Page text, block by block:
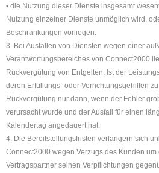
• die Nutzung dieser Dienste insgesamt
Nutzung einzelner Dienste unmöglich wird,
Beschränkungen vorliegen.
3. Bei Ausfällen von Diensten wegen einer
Verantwortungsbereiches von Connect2000
Rückvergütung von Entgelten. Ist der
deren Erfüllungs- oder Verrichtungsgehilfen
Rückvergütung nur dann, wenn der Fehler
verursacht wurde und der Ausfall für einen
Kalendertag angedauert hat.
4. Die Bereitstellungsfristen verlängern sich
Connect2000 wegen Verzugs des Kunden
Vertragspartner seinen Verpflichtungen